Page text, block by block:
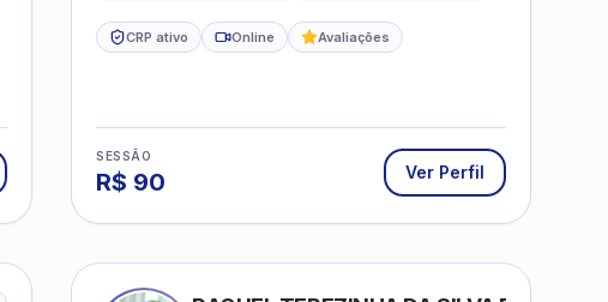
CRP ativo Online Avaliações
SESSÃO
R$ 90 Ver Perfil